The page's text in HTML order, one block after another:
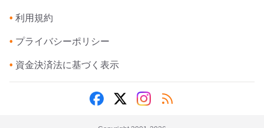
• 利用規約
• プライバシーポリシー
• 資金決済法に基づく表示